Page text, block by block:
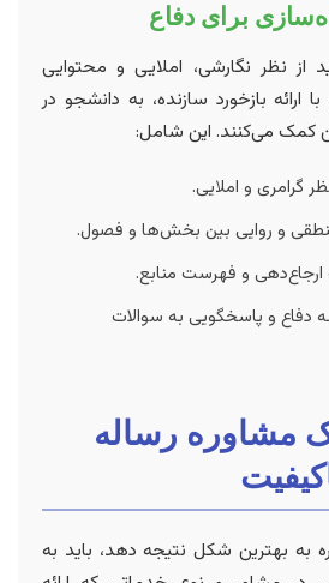
از نظر نگارشی، املایی و محتوایی
ارائه بازخورد سازنده، به دانشجو در
کمک می‌کنند. این شامل:
گرامری و املایی.
و روایی بین بخش‌ها و فصول.
و فهرست منابع.
دفاع و پاسخگویی به سوالات
مشاوره رساله
به بهترین شکل نتیجه دهد، باید به